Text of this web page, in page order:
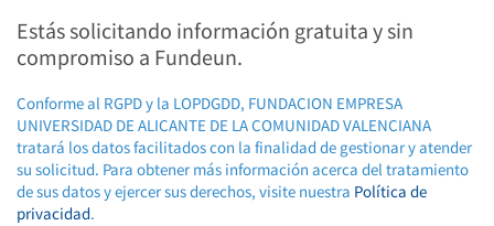
Estás solicitando información gratuita y sin
compromiso a Fundeun.
Conforme al RGPD y la LOPDGDD, FUNDACION EMPRESA
UNIVERSIDAD DE ALICANTE DE LA COMUNIDAD VALENCIANA
tratará los datos facilitados con la finalidad de gestionar y atender
su solicitud. Para obtener más información acerca del tratamiento
de sus datos y ejercer sus derechos, visite nuestra Política de
privacidad.